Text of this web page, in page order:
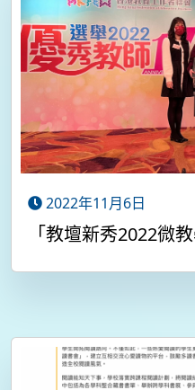
2022年11月6日
「教壇新秀2022微